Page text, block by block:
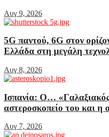
Αυγ 9, 2026
5G παντού, 6G στον
Ελλάδα στη μεγάλη
Αυγ 8, 2026
Ισπανία: Ο…
αστεροσκοπείο του και η
Αυγ 7, 2026